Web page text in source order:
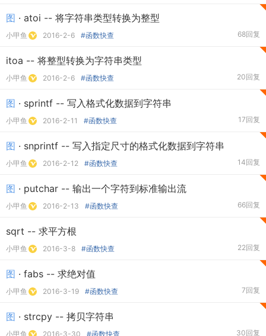
图 · atoi -- 将字符串类型转换为整型
小甲鱼 2016-2-6 #函数快查 68回复
itoa -- 将整型转换为字符串类型
小甲鱼 2016-2-6 #函数快查 20回复
图 · sprintf -- 写入格式化数据到字符串
小甲鱼 2016-2-11 #函数快查 17回复
图 · snprintf -- 写入指定尺寸的格式化数据到字符串
小甲鱼 2016-2-12 #函数快查 14回复
图 · putchar -- 输出一个字符到标准输出流
小甲鱼 2016-2-13 #函数快查 66回复
sqrt -- 求平方根
小甲鱼 2016-3-8 #函数快查 22回复
图 · fabs -- 求绝对值
小甲鱼 2016-3-19 #函数快查 7回复
图 · strcpy -- 拷贝字符串
小甲鱼 2016-3-30 #函数快查 30回复